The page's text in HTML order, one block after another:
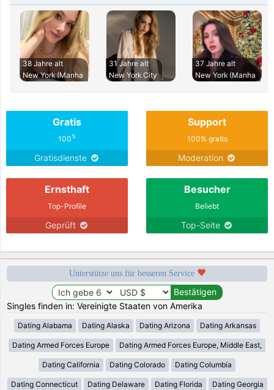
38 Jahre alt
New York (Manha
31 Jahre alt
New York City
37 Jahre alt
New York (Manha
Gratis
100%
Gratisdienste
Support
100% gratis
Moderation
Ernsthaft
Top-Profile
Geprüft
Besucher
Beliebt
Top-Seite
Unterstütze uns für besseren Service
Singles finden in: Vereinigte Staaten von Amerika
Dating Alabama Dating Alaska Dating Arizona Dating Arkansas
Dating Armed Forces Europe Dating Armed Forces Europe, Middle East,
Dating California Dating Colorado Dating Columbia
Dating Connecticut Dating Delaware Dating Florida Dating Georgia